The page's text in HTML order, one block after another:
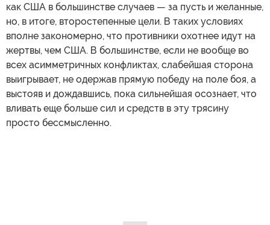
как США в большинстве случаев — за пусть и желанные,
но, в итоге, второстепенные цели. В таких условиях
вполне закономерно, что противники охотнее идут на
жертвы, чем США. В большинстве, если не вообще во
всех асимметричных конфликтах, слабейшая сторона
выигрывает, не одержав прямую победу на поле боя, а
выстояв и дождавшись, пока сильнейшая осознает, что
вливать еще больше сил и средств в эту трясину
просто бессмысленно.